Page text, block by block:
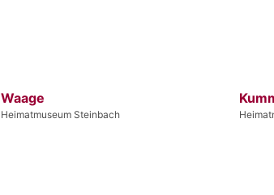
Waage
Heimatmuseum Steinbach